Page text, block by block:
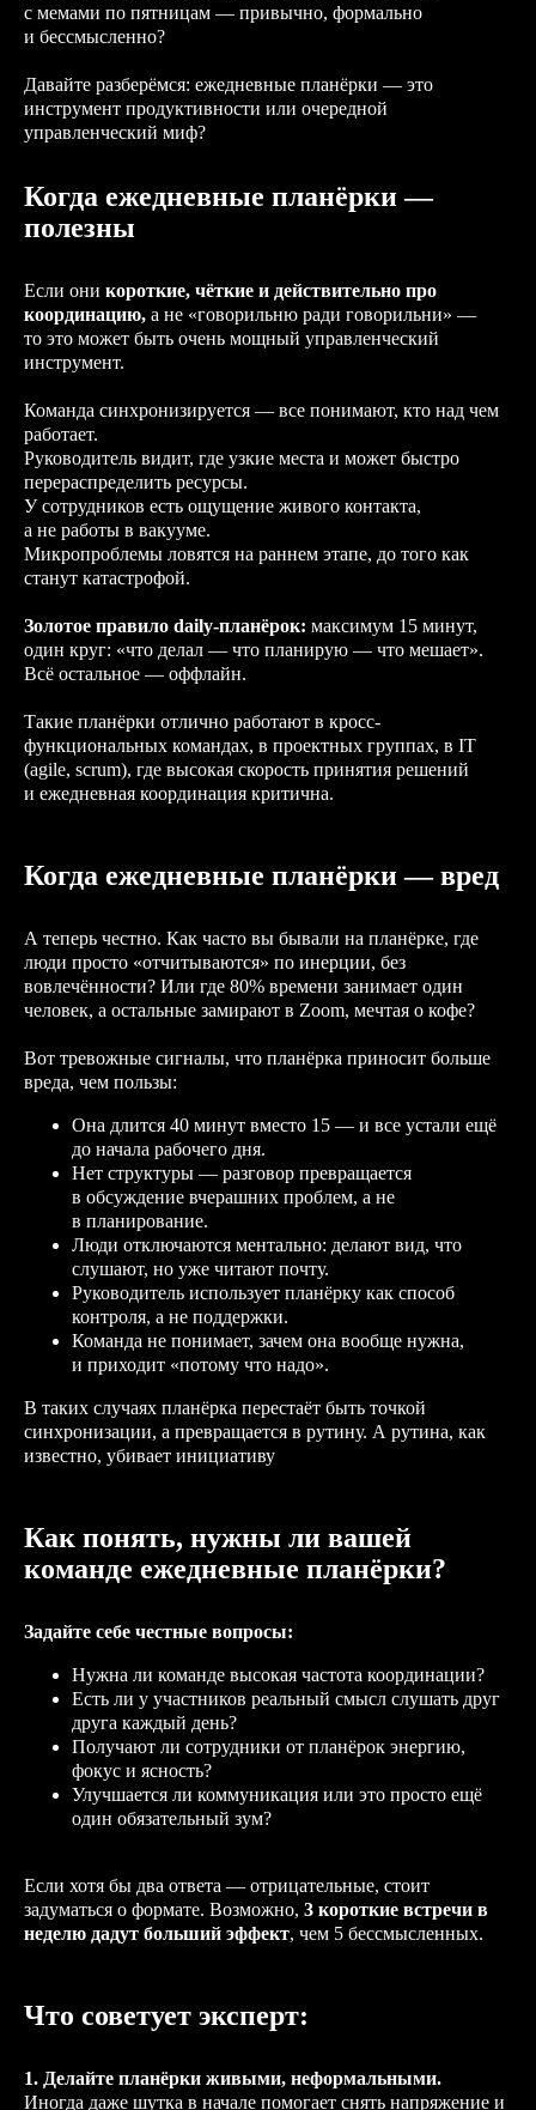
с мемами по пятницам — привычно, формально
и бессмысленно?
Давайте разберёмся: ежедневные планёрки — это
инструмент продуктивности или очередной
управленческий миф?
Когда ежедневные планёрки —
полезны
Если они короткие, чёткие и действительно про
координацию, а не «говорильню ради говорильни» —
то это может быть очень мощный управленческий
инструмент.
Команда синхронизируется — все понимают, кто над чем
работает.
Руководитель видит, где узкие места и может быстро
перераспределить ресурсы.
У сотрудников есть ощущение живого контакта,
а не работы в вакууме.
Микропроблемы ловятся на раннем этапе, до того как
станут катастрофой.
Золотое правило daily-планёрок: максимум 15 минут,
один круг: «что делал — что планирую — что мешает».
Всё остальное — оффлайн.
Такие планёрки отлично работают в кросс-
функциональных командах, в проектных группах, в IT
(agile, scrum), где высокая скорость принятия решений
и ежедневная координация критична.
Когда ежедневные планёрки — вред
А теперь честно. Как часто вы бывали на планёрке, где
люди просто «отчитываются» по инерции, без
вовлечённости? Или где 80% времени занимает один
человек, а остальные замирают в Zoom, мечтая о кофе?
Вот тревожные сигналы, что планёрка приносит больше
вреда, чем пользы:
Она длится 40 минут вместо 15 — и все устали ещё
до начала рабочего дня.
Нет структуры — разговор превращается
в обсуждение вчерашних проблем, а не
в планирование.
Люди отключаются ментально: делают вид, что
слушают, но уже читают почту.
Руководитель использует планёрку как способ
контроля, а не поддержки.
Команда не понимает, зачем она вообще нужна,
и приходит «потому что надо».
В таких случаях планёрка перестаёт быть точкой
синхронизации, а превращается в рутину. А рутина, как
известно, убивает инициативу
Как понять, нужны ли вашей
команде ежедневные планёрки?
Задайте себе честные вопросы:
Нужна ли команде высокая частота координации?
Есть ли у участников реальный смысл слушать друг
друга каждый день?
Получают ли сотрудники от планёрок энергию,
фокус и ясность?
Улучшается ли коммуникация или это просто ещё
один обязательный зум?
Если хотя бы два ответа — отрицательные, стоит
задуматься о формате. Возможно, 3 короткие встречи в
неделю дадут больший эффект, чем 5 бессмысленных.
Что советует эксперт:
1. Делайте планёрки живыми, неформальными.
Иногда даже шутка в начале помогает снять напряжение и
Поделиться
С этой статьей читают